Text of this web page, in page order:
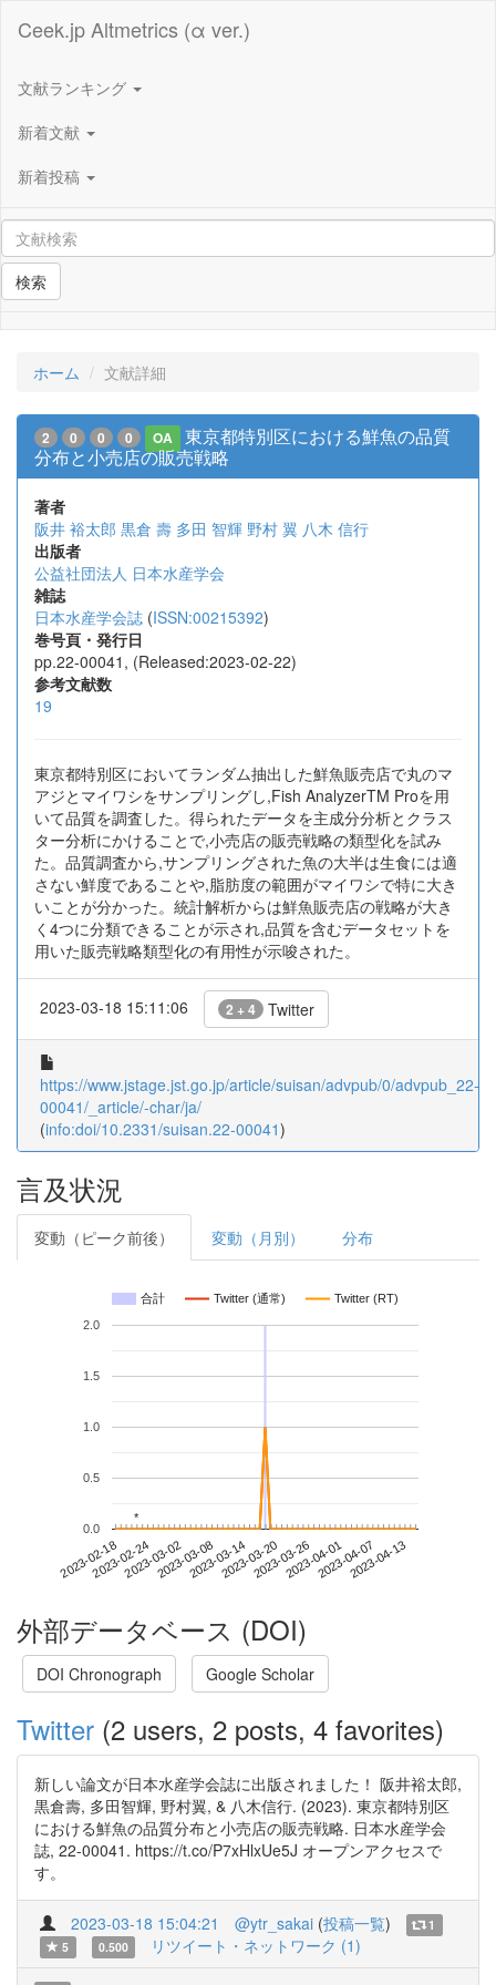
Ceek.jp Altmetrics (α ver.)
文献ランキング
新着文献
新着投稿
検索
ホーム 文献詳細
2 0 0 0 OA
東京都特別区における鮮魚の品質
分布と小売店の販売戦略
著者
阪井 裕太郎 黒倉 壽 多田 智輝 野村 翼 八木 信行
出版者
公益社団法人 日本水産学会
雑誌
日本水産学会誌 (ISSN:00215392)
巻号頁・発行日
pp.22-00041, (Released:2023-02-22)
参考文献数
19
東京都特別区においてランダム抽出した鮮魚販売店で丸のマ
アジとマイワシをサンプリングし,Fish AnalyzerTM Proを用
いて品質を調査した。得られたデータを主成分分析とクラス
ター分析にかけることで,小売店の販売戦略の類型化を試み
た。品質調査から,サンプリングされた魚の大半は生食には適
さない鮮度であることや,脂肪度の範囲がマイワシで特に大き
いことが分かった。統計解析からは鮮魚販売店の戦略が大き
く4つに分類できることが示され,品質を含むデータセットを
用いた販売戦略類型化の有用性が示唆された。
2023-03-18 15:11:06 2 + 4 Twitter
https://www.jstage.jst.go.jp/article/suisan/advpub/0/advpub_22-
00041/_article/-char/ja/
(info:doi/10.2331/suisan.22-00041)
言及状況
変動（ピーク前後） 変動（月別） 分布
合計 Twitter (通常) Twitter (RT)
2023-02-182023-02-242023-03-022023-03-082023-03-142023-03-202023-03-262023-04-012023-04-072023-04-13
0.0
0.5
1.0
1.5
2.0
**
外部データベース (DOI)
DOI Chronograph Google Scholar
Twitter (2 users, 2 posts, 4 favorites)
新しい論文が日本水産学会誌に出版されました！ 阪井裕太郎,
黒倉壽, 多田智輝, 野村翼, & 八木信行. (2023). 東京都特別区
における鮮魚の品質分布と小売店の販売戦略. 日本水産学会
誌, 22-00041. https://t.co/P7xHlxUe5J オープンアクセスで
す。
2023-03-18 15:04:21 @ytr_sakai (投稿一覧)
1
5
0.500 リツイート・ネットワーク (1)